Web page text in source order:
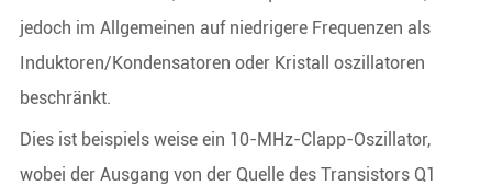
jedoch im Allgemeinen auf niedrigere Frequenzen als
Induktoren/Kondensatoren oder Kristall oszillatoren
beschränkt.
Dies ist beispiels weise ein 10-MHz-Clapp-Oszillator,
wobei der Ausgang von der Quelle des Transistors Q1